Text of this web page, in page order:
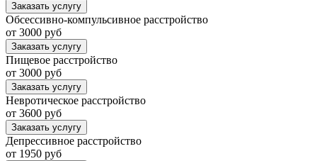
Заказать услугу
Обсессивно-компульсивное расстройство
от 3000 руб
Заказать услугу
Пищевое расстройство
от 3000 руб
Заказать услугу
Невротическое расстройство
от 3600 руб
Заказать услугу
Депрессивное расстройство
от 1950 руб